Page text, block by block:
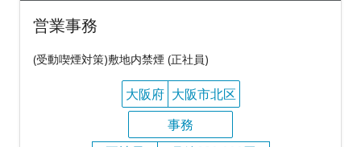
営業事務
(受動喫煙対策)敷地内禁煙 (正社員)
大阪府 大阪市北区
事務